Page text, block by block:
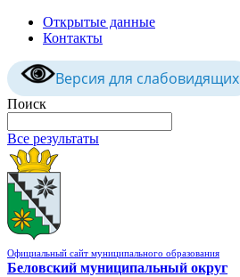
Открытые данные
Контакты
Версия для слабовидящих
Поиск
Все результаты
Официальный сайт муниципального образования
Беловский муниципальный округ